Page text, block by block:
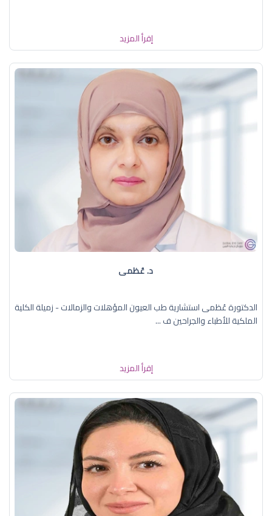
إقرأ المزيد
د. عُظمى
الدكتورة عُظمى استشارية طب العيون المؤهلات والزمالات - زميلة الكلية
الملكية للأطباء والجراحين ف ...
إقرأ المزيد